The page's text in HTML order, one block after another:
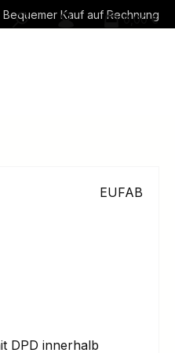
Bequemer Kauf auf Rechnung
0,00 €
EUFAB
DPD innerhalb